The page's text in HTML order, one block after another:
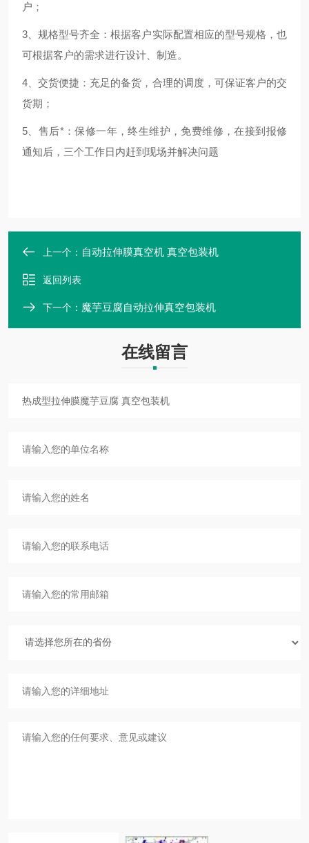
户；
3 、规格型号齐全：根据客户实际配置相应的型号规格，也
可根据客户的需求进行设计、制造。
4 、交货便捷：充足的备货，合理的调度，可保证客户的交
货期；
5 、售后*：保修一年，终生维护，免费维修，在接到报修
通知后，三个工作日内赶到现场并解决问题
上一个： 自动拉伸膜真空机 真空包装机
返回列表
下一个： 魔芋豆腐自动拉伸真空包装机
在线留言